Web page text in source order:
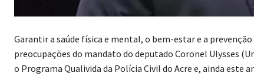
Garantir a saúde física e mental, o bem-estar e a
preocupações do mandato do deputado Coronel Ulysses
o Programa Qualivida da Polícia Civil do Acre e, ainda este